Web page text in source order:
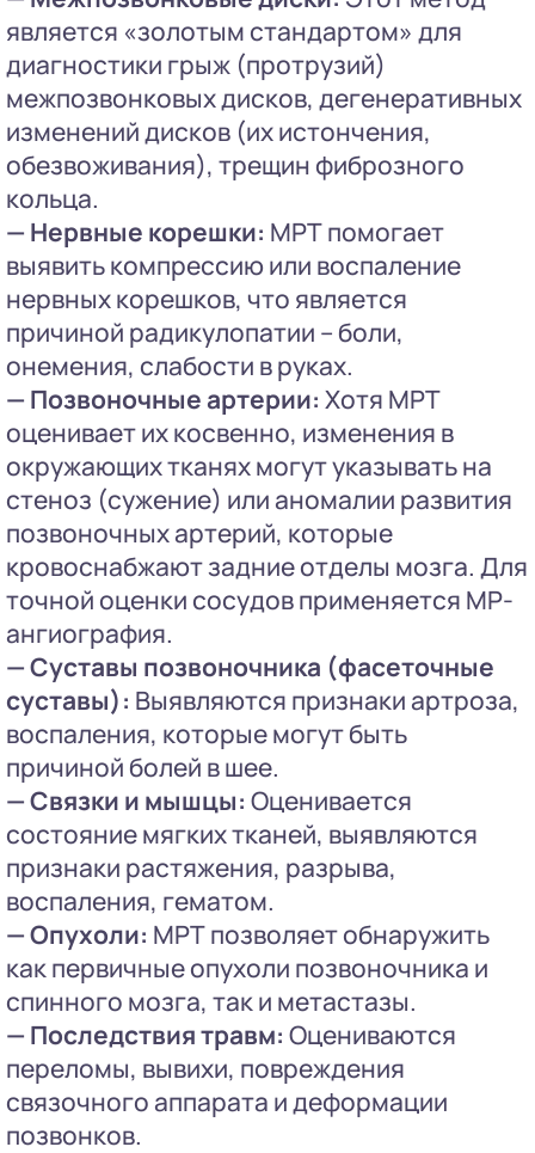
является «золотым стандартом» для
диагностики грыж (протрузий)
межпозвонковых дисков, дегенеративных
изменений дисков (их истончения,
обезвоживания), трещин фиброзного
кольца.
— Нервные корешки: МРТ помогает
выявить компрессию или воспаление
нервных корешков, что является
причиной радикулопатии – боли,
онемения, слабости в руках.
— Позвоночные артерии: Хотя МРТ
оценивает их косвенно, изменения в
окружающих тканях могут указывать на
стеноз (сужение) или аномалии развития
позвоночных артерий, которые
кровоснабжают задние отделы мозга. Для
точной оценки сосудов применяется МР-
ангиография.
— Суставы позвоночника (фасеточные
суставы): Выявляются признаки артроза,
воспаления, которые могут быть
причиной болей в шее.
— Связки и мышцы: Оценивается
состояние мягких тканей, выявляются
признаки растяжения, разрыва,
воспаления, гематом.
— Опухоли: МРТ позволяет обнаружить
как первичные опухоли позвоночника и
спинного мозга, так и метастазы.
— Последствия травм: Оцениваются
переломы, вывихи, повреждения
связочного аппарата и деформации
позвонков.